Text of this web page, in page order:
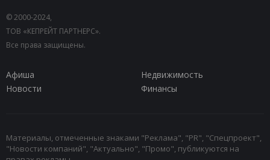
© 2000-2024,
ТОВ «КЕПРЕЙТ ПАРТНЕРС».
Все права защищены.
Афиша
Недвижимость
Новости
Финансы
Материалы, отмеченные знаками "Реклама", "PR", "Спецпроект",
"Новости компаний", "Актуально", "Промо", публикуются на